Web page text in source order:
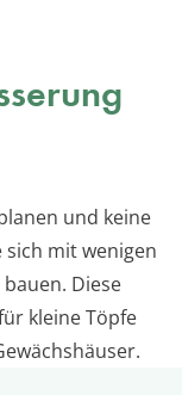
und keine
mit wenigen
Diese
kleine Töpfe